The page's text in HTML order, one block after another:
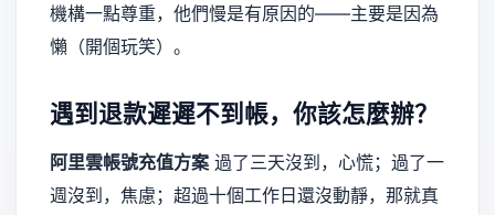
機構一點尊重，他們慢是有原因的——主要是因為
懶（開個玩笑）。
遇到退款遲遲不到帳，你該怎麼辦？
阿里雲帳號充值方案 過了三天沒到，心慌；過了一
週沒到，焦慮；超過十個工作日還沒動靜，那就真